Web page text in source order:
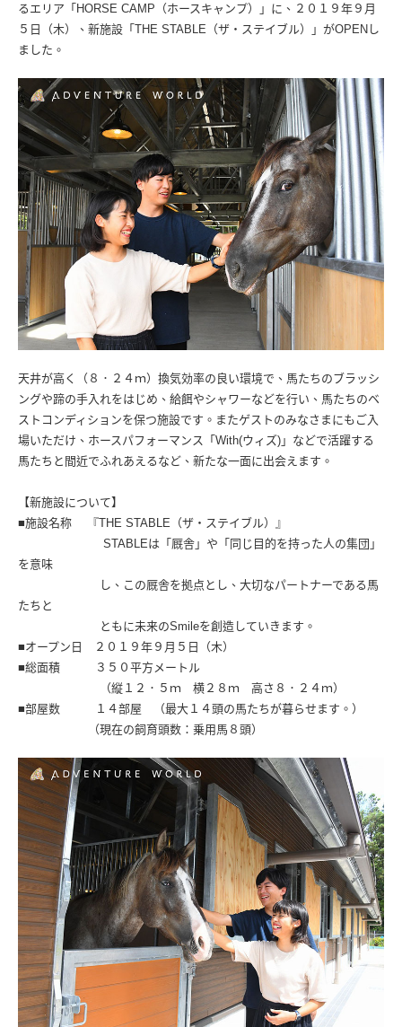
るエリア「HORSE CAMP（ホースキャンプ）」に、２０１９年９月
５日（木）、新施設「THE STABLE（ザ・ステイブル）」がOPENし
ました。
天井が高く（８．２４ｍ）換気効率の良い環境で、馬たちのブラッシ
ングや蹄の手入れをはじめ、給餌やシャワーなどを行い、馬たちのベ
ストコンディションを保つ施設です。またゲストのみなさまにもご入
場いただけ、ホースパフォーマンス「With(ウィズ)」などで活躍する
馬たちと間近でふれあえるなど、新たな一面に出会えます。
【新施設について】
■施設名称 『THE STABLE（ザ・ステイブル）』
STABLEは「厩舎」や「同じ目的を持った人の集団」
を意味
し、この厩舎を拠点とし、大切なパートナーである馬
たちと
ともに未来のSmileを創造していきます。
■オープン日 ２０１９年９月５日（木）
■総面積 ３５０平方メートル
（縦１２．５ｍ 横２８ｍ 高さ８．２４ｍ）
■部屋数 １４部屋 （最大１４頭の馬たちが暮らせます。）
（現在の飼育頭数：乗用馬８頭）